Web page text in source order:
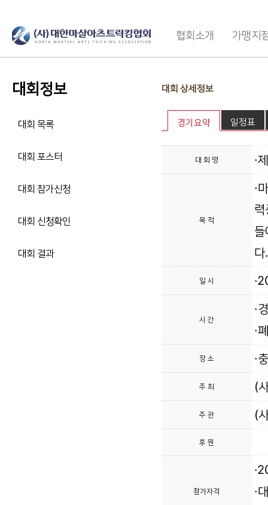
협회소개 가맹지
대회정보
대회 목록
대회 포스터
대회 참가신청
대회 신청확인
대회 결과
대회 상세정보
경기요약 일정표
대 회 명 ·
목 적
·
다.
일 시
시 간
·
·
장 소 ·
주 최 (
주 관 (
후 원
참가자격
·